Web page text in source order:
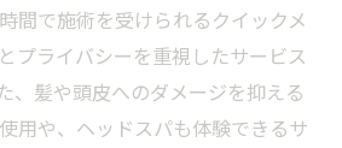
間で施術を受けられるクイックメ
プライバシーを重視したサービス
、髪や頭皮へのダメージを抑える
用や、ヘッドスパも体験できるサ